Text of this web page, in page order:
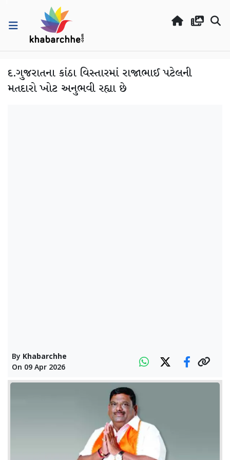
દ.ગુજરાતના કાંઠા વિસ્તારમાં રાજાભાઈ પટેલની
મતદારો ખોટ અનુભવી રહ્યા છે
By Khabarchhe
On 09 Apr 2026